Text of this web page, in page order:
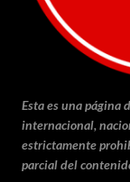
Esta es una página
internacional,
estrictamente
parcial del